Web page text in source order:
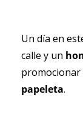
Un día en
calle y un
promocionar
papeleta.